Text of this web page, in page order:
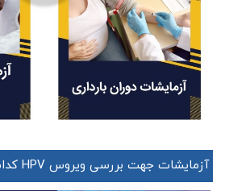
آزمایشات جهت بررسی ویروس HPV کدام است؟